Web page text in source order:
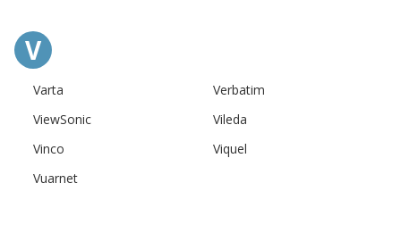
V
Varta
Verbatim
ViewSonic
Vileda
Vinco
Viquel
Vuarnet